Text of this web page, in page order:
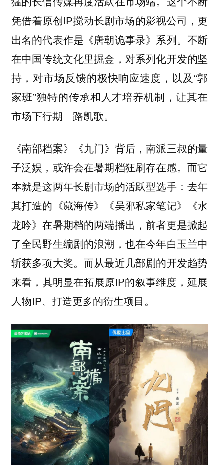
凭借着原创IP搅动长剧市场的影视公司，更
出名的代表作是《唐朝诡事录》系列。不断
在中国传统文化里掘金，对系列化开发的坚
持，对市场反馈的极快响应速度，以及“郭
家班”独特的传承和人才培养机制，让其在
市场下行期一路凯歌。
《南部档案》《九门》背后，南派三叔的量
子泛娱，或许会在暑期档狂刷存在感。而它
本就是这两年长剧市场的活跃型选手：去年
其打造的《藏海传》《吴邪私家笔记》《水
龙吟》在暑期档的两端播出，前者更是掀起
了全民野生编剧的浪潮，也在今年白玉兰中
斩获多项大奖。而从最近几部剧的开发趋势
来看，其明显在拓展原IP的叙事维度，延展
人物IP、打造更多的衍生项目。